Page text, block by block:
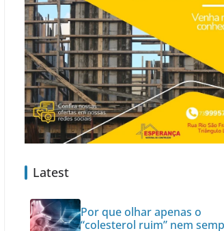
Latest
Por que olhar apenas o
“colesterol ruim” nem